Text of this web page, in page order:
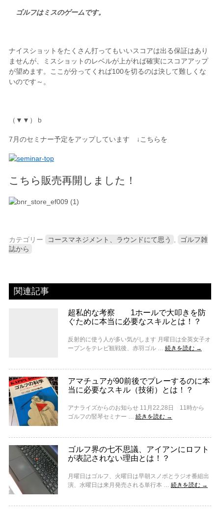
ゴルフはミスのゲームです。
ナイスショットをたくさん打ってもいいスコアは出る保証はあり
ませんが、ミスショットのレベルが上がれば確実にスコアアップ
が望めます。ここが分ってくれば100を切るのは決して難しくな
いのです～。
（▼▼）ｂ
7月のセミナー予定をアップしています ↓こちらを
こちら販売再開しました！
カテゴリー コースマネジメント、ラウンドにて思う
ゴルフ雑
誌から
関連記事
超私的な考察 1ホールで大叩きを防
ぐために本当に必要なスキルとは！？
反射的に使う人が多い気がします 月曜日は全英女子オ
ープンをテレビ観戦後、赤羽ゴル … 続きを読む →
アマチュアが90前後でプレーするのに本
当に必要なスキル（技術）とは！？
アナライズからのお知らせ 11月22,28日 11時から
ゴルフの竪琴セミナー … 続きを読む →
ゴルフ界の七不思議、アイアンにロフト
が表記されない理由とは！？
月曜日はゴルフ、火曜日は早朝スノボとラジオ番組出
演、水曜日は来月発売される単行本 … 続きを読む →